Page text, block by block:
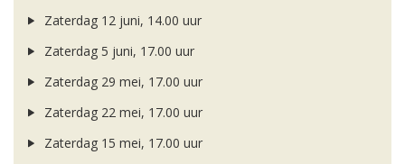
Zaterdag 12 juni, 14.00 uur
Zaterdag 5 juni, 17.00 uur
Zaterdag 29 mei, 17.00 uur
Zaterdag 22 mei, 17.00 uur
Zaterdag 15 mei, 17.00 uur